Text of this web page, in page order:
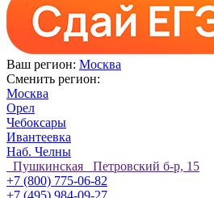
Ваш регион: Москва
Сменить регион:
Москва
Орел
Чебоксары
Ивантеевка
Наб. Челны
Пушкинская Петровский б-р, 15
+7 (800) 775-06-82
+7 (495) 984-09-27